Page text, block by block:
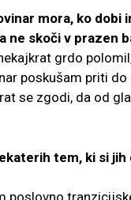
mora, ko
ne skoči v prazen
grdo
poskušam priti
se zgodi, da od
tem, ki si